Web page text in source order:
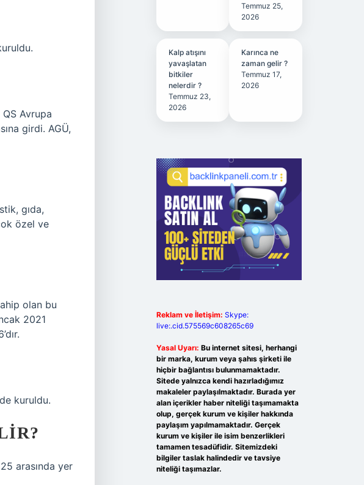
Avrupa
girdi. AGÜ,
gıda,
özel ve
olan bu
2021
kuruldu.
arasında yer
Temmuz 25,
2026
Kalp atışını
yavaşlatan
bitkiler
nelerdir ?
Temmuz 23,
2026
Karınca ne
zaman gelir ?
Temmuz 17,
2026
Reklam ve İletişim: Skype:
live:.cid.575569c608265c69
Yasal Uyarı: Bu internet sitesi, herhangi
bir marka, kurum veya şahıs şirketi ile
hiçbir bağlantısı bulunmamaktadır.
Sitede yalnızca kendi hazırladığımız
makaleler paylaşılmaktadır. Burada yer
alan içerikler haber niteliği taşımamakta
olup, gerçek kurum ve kişiler hakkında
paylaşım yapılmamaktadır. Gerçek
kurum ve kişiler ile isim benzerlikleri
tamamen tesadüfidir. Sitemizdeki
bilgiler taslak halindedir ve tavsiye
niteliği taşımazlar.